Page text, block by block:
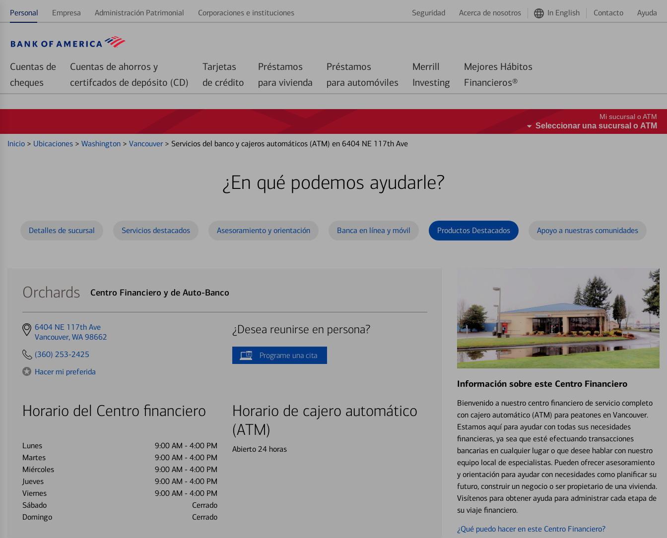
Personal Empresa Administración Patrimonial Corporaciones e instituciones Seguridad Acerca de nosotros In English Contacto Ayuda
Cuentas de
cheques
Cuentas de ahorros y
certifcados de depósito (CD)
Tarjetas
de crédito
Préstamos
para vivienda
Préstamos
para automóviles
Merrill
Investing
Mejores Hábitos
Financieros®
Mi sucursal o ATM
Seleccionar una sucursal o ATM
Inicio > Ubicaciones > Washington > Vancouver > Servicios del banco y cajeros automáticos (ATM) en 6404 NE 117th Ave
¿En qué podemos ayudarle?
Detalles de sucursal Servicios destacados Asesoramiento y orientación Banca en línea y móvil Productos Destacados Apoyo a nuestras comunidades
Orchards Centro Financiero y de Auto-Banco
Get
directions
6404 NE 117th Ave
Vancouver, WA 98662
(360) 253-2425
Hacer mi preferida
Horario del Centro financiero
Lunes 9:00 AM - 4:00 PM
Martes
9:00 AM - 4:00 PM
Miércoles
9:00 AM - 4:00 PM
Jueves
9:00 AM - 4:00 PM
Viernes
9:00 AM - 4:00 PM
Sábado
Cerrado
Domingo
Cerrado
¿Desea reunirse en persona?
Programe una cita
Horario de cajero automático
(ATM)
Abierto 24 horas
Información sobre este Centro Financiero
Bienvenido a nuestro centro financiero de servicio completo
con cajero automático (ATM) para peatones en Vancouver.
Estamos aquí para ayudar con todas sus necesidades
financieras, ya sea que esté efectuando transacciones
bancarias en cualquier lugar o que desee hablar con nuestro
equipo local de especialistas. Pueden ofrecer asesoramiento
y orientación para ayudar con necesidades como planificar su
futuro, construir un negocio o ser propietario de una vivienda.
Visítenos para obtener ayuda para administrar cada etapa de
su viaje financiero.
¿Qué puedo hacer en este Centro Financiero?